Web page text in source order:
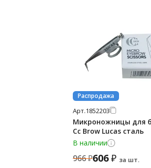
Распродажа
Арт.1852203
Микроножницы для
Cc Brow Lucas сталь
В наличии
966₽606₽ за шт.